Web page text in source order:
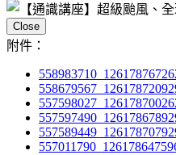
Close
附件：